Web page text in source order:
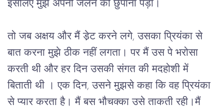
इसलिए मुझे अपनी जलन को छुपाना पड़ा।
तो जब अक्षय और मैं डे़ट करने लगे, उसका प्रियंका से
बात करना मुझे ठीक नहीं लगता। पर मैं उस पे भरोसा
करती थी और हर दिन उसकी संगत की मदहोशी में
बिताती थी । एक दिन, उसने मुझसे कहा कि वह प्रियंका
से प्यार करता है। मैं बस भौचक्का उसे ताकती रही।मैं